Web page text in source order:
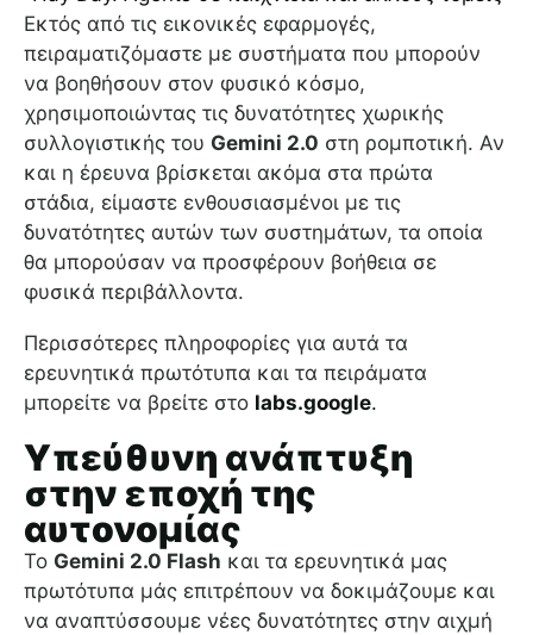
Εκτός από τις εικονικές εφαρμογές,
πειραματιζόμαστε με συστήματα που μπορούν
να βοηθήσουν στον φυσικό κόσμο,
χρησιμοποιώντας τις δυνατότητες χωρικής
συλλογιστικής του Gemini 2.0 στη ρομποτική. Αν
και η έρευνα βρίσκεται ακόμα στα πρώτα
στάδια, είμαστε ενθουσιασμένοι με τις
δυνατότητες αυτών των συστημάτων, τα οποία
θα μπορούσαν να προσφέρουν βοήθεια σε
φυσικά περιβάλλοντα.
Περισσότερες πληροφορίες για αυτά τα
ερευνητικά πρωτότυπα και τα πειράματα
μπορείτε να βρείτε στο labs.google.
Υπεύθυνη ανάπτυξη
στην εποχή της
αυτονομίας
Το Gemini 2.0 Flash και τα ερευνητικά μας
πρωτότυπα μάς επιτρέπουν να δοκιμάζουμε και
να αναπτύσσουμε νέες δυνατότητες στην αιχμή